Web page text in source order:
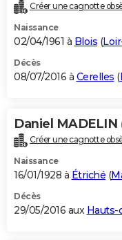
Créer une cagnotte
Naissance
02/04/1961 à Blois (
Décès
08/07/2016 à Cerelles (
Daniel MADELIN
Créer une cagnotte
Naissance
16/01/1928 à Étriché (
Décès
29/05/2016 aux Hauts-